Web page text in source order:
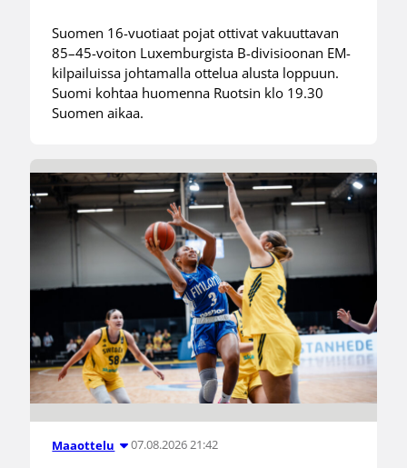
Suomen 16-vuotiaat pojat ottivat vakuuttavan
85–45-voiton Luxemburgista B-divisioonan EM-
kilpailuissa johtamalla ottelua alusta loppuun.
Suomi kohtaa huomenna Ruotsin klo 19.30
Suomen aikaa.
Maaottelu 07.08.2026 21:42